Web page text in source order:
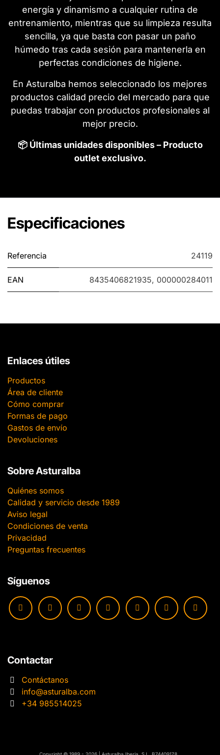
energía y dinamismo a cualquier rutina de
entrenamiento, mientras que su limpieza resulta
sencilla, ya que basta con pasar un paño
húmedo tras cada sesión para mantenerla en
perfectas condiciones de higiene.
En Asturalba hemos seleccionado los mejores
productos calidad precio del mercado para que
puedas trabajar con productos profesionales al
mejor precio.
📦 Últimas unidades disponibles – Producto
outlet exclusivo.
Especificaciones
Referencia 24119
EAN 8435406821935, 000000284011
Enlaces útiles
Productos
Área de cliente
Cómo comprar
Formas de pago
Gastos de envío
Devoluciones
Sobre Asturalba
Quiénes somos
Calidad y servicio desde 1989
Aviso legal
Condiciones de venta
Privacidad
Preguntas frecuentes
Síguenos
Contactar
Contáctanos
info@asturalba.com
+34 985514025